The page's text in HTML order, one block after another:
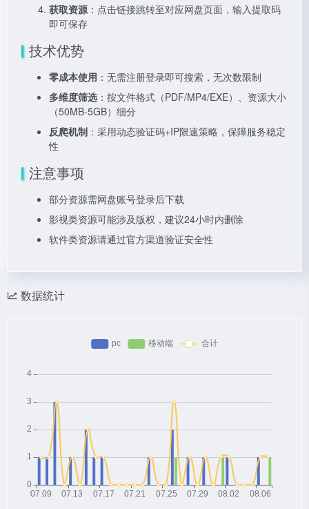
获取资源：点击链接跳转至对应网盘页面，输入提取码
即可保存
技术优势
零成本使用 ：无需注册登录即可搜索，无次数限制
多维度筛选：按文件格式（PDF/MP4/EXE）、资源大小
（50MB-5GB）细分
反爬机制 ：采用动态验证码+IP限速策略，保障服务稳定
性
注意事项
部分资源需网盘账号登录后下载
影视类资源可能涉及版权，建议24小时内删除
软件类资源请通过官方渠道验证安全性
数据统计